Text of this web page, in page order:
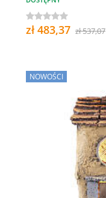
zł 483,37 zł 537,07
NOWOŚCI